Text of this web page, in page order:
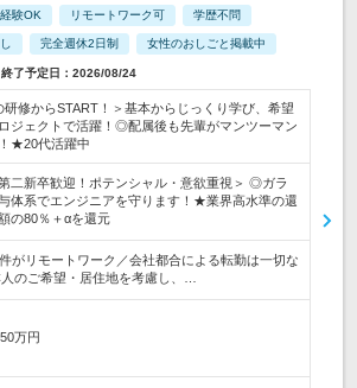
験OK リモートワーク可 学歴不問
完全週休2日制 女性のおしごと掲載中
了予定日：2026/08/24
研修からSTART！＞基本からじっくり学び、希望
ジェクトで活躍！◎配属後も先輩がマンツーマン
★20代活躍中
二新卒歓迎！ポテンシャル・意欲重視＞ ◎ガラ
体系でエンジニアを守ります！★業界高水準の還
の80％＋αを還元
件がリモートワーク／会社都合による転勤は一切な
のご希望・居住地を考慮し、…
万円